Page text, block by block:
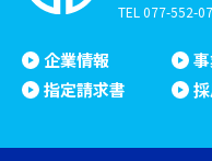
TEL077-552-
企業情報
指定請求書